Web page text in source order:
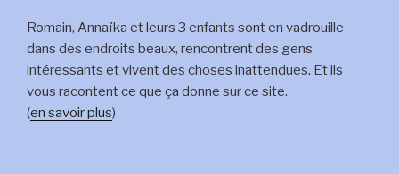
Romain, Annaïka et leurs 3 enfants sont en vadrouille
dans des endroits beaux, rencontrent des gens
intéressants et vivent des choses inattendues. Et ils
vous racontent ce que ça donne sur ce site.
(en savoir plus)